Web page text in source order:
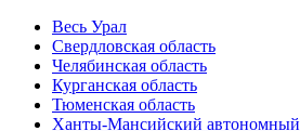
Весь Урал
Свердловская область
Челябинская область
Курганская область
Тюменская область
Ханты-Мансийский автономный